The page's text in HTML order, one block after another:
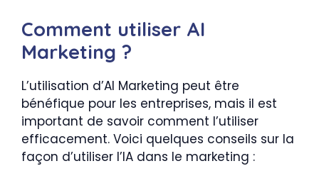
Comment utiliser AI
Marketing ?
L’utilisation d’AI Marketing peut être
bénéfique pour les entreprises, mais il est
important de savoir comment l’utiliser
efficacement. Voici quelques conseils sur la
façon d’utiliser l’IA dans le marketing :